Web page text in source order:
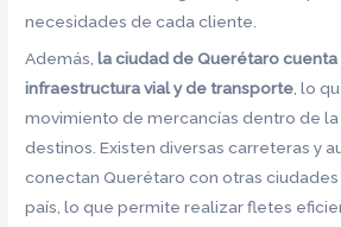
necesidades de cada cliente.
Además,la ciudad de Querétaro
infraestructura vial y de transporte, lo
movimiento de mercancías dentro de la
destinos. Existen diversas carreteras y
conectan Querétaro con otras
país, lo que permite realizar fletes